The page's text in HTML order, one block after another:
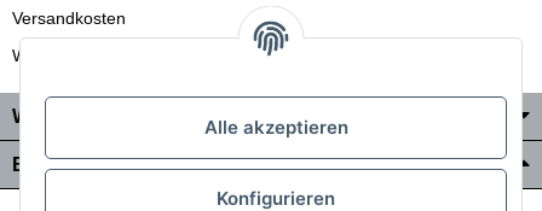
Versandkosten
Wir liefern auch in die Schweiz
Wo Sie uns finden
Bezahlung & Versand
Alle akzeptieren
Konfigurieren